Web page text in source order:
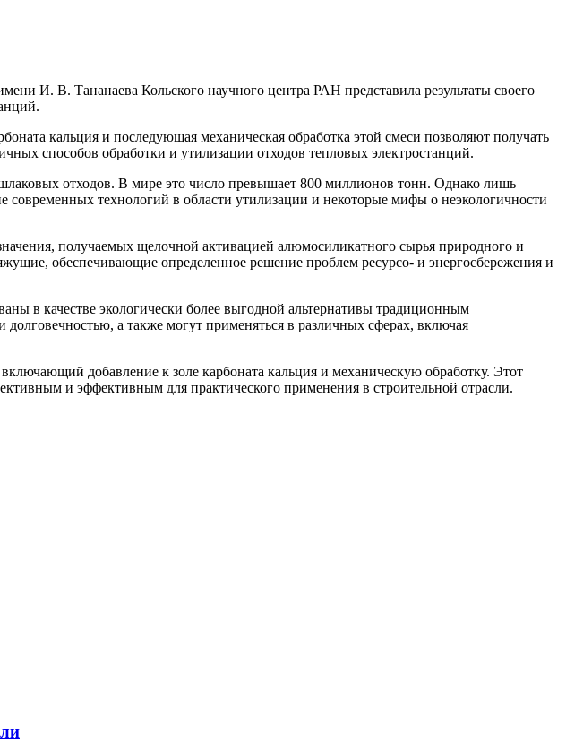
И. В. Тананаева Кольского научного центра РАН представила результаты своего
кальция и последующая механическая обработка этой смеси позволяют получать
способов обработки и утилизации отходов тепловых электростанций.
отходов. В мире это число превышает 800 миллионов тонн. Однако лишь
современных технологий в области утилизации и некоторые мифы о неэкологичности
получаемых щелочной активацией алюмосиликатного сырья природного и
обеспечивающие определенное решение проблем ресурсо- и энергосбережения и
в качестве экологически более выгодной альтернативы традиционным
а также могут применяться в различных сферах, включая
добавление к золе карбоната кальция и механическую обработку. Этот
и эффективным для практического применения в строительной отрасли.